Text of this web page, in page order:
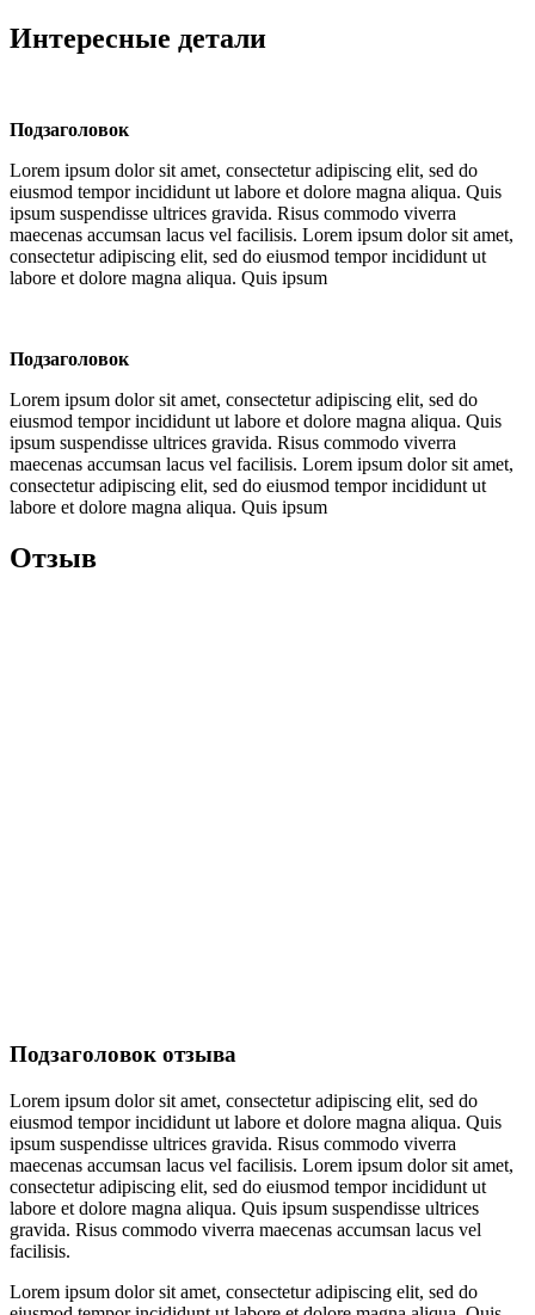
Интересные детали
Подзаголовок
Lorem ipsum dolor sit amet, consectetur adipiscing elit, sed do
eiusmod tempor incididunt ut labore et dolore magna aliqua. Quis
ipsum suspendisse ultrices gravida. Risus commodo viverra
maecenas accumsan lacus vel facilisis. Lorem ipsum dolor sit amet,
consectetur adipiscing elit, sed do eiusmod tempor incididunt ut
labore et dolore magna aliqua. Quis ipsum
Подзаголовок
Lorem ipsum dolor sit amet, consectetur adipiscing elit, sed do
eiusmod tempor incididunt ut labore et dolore magna aliqua. Quis
ipsum suspendisse ultrices gravida. Risus commodo viverra
maecenas accumsan lacus vel facilisis. Lorem ipsum dolor sit amet,
consectetur adipiscing elit, sed do eiusmod tempor incididunt ut
labore et dolore magna aliqua. Quis ipsum
Отзыв
Подзаголовок отзыва
Lorem ipsum dolor sit amet, consectetur adipiscing elit, sed do
eiusmod tempor incididunt ut labore et dolore magna aliqua. Quis
ipsum suspendisse ultrices gravida. Risus commodo viverra
maecenas accumsan lacus vel facilisis. Lorem ipsum dolor sit amet,
consectetur adipiscing elit, sed do eiusmod tempor incididunt ut
labore et dolore magna aliqua. Quis ipsum suspendisse ultrices
gravida. Risus commodo viverra maecenas accumsan lacus vel
facilisis.
Lorem ipsum dolor sit amet, consectetur adipiscing elit, sed do